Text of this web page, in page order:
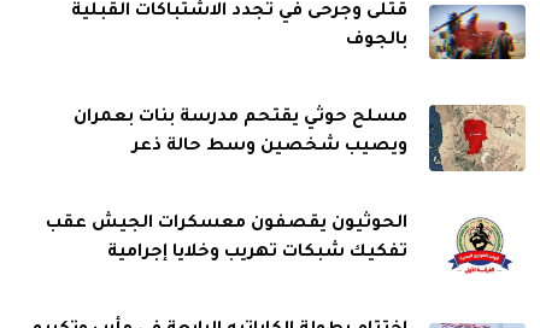
قتلى وجرحى في تجدد الاشتباكات القبلية
بالجوف
مسلح حوثي يقتحم مدرسة بنات بعمران
ويصيب شخصين وسط حالة ذعر
الحوثيون يقصفون معسكرات الجيش عقب
تفكيك شبكات تهريب وخلايا إجرامية